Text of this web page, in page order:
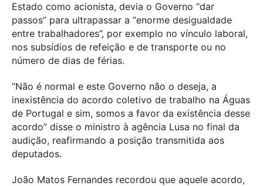
Estado como acionista, devia o Governo “dar
passos” para ultrapassar a “enorme desigualdade
entre trabalhadores”, por exemplo no vínculo laboral,
nos subsídios de refeição e de transporte ou no
número de dias de férias.
“Não é normal e este Governo não o deseja, a
inexistência do acordo coletivo de trabalho na Águas
de Portugal e sim, somos a favor da existência desse
acordo” disse o ministro à agência Lusa no final da
audição, reafirmando a posição transmitida aos
deputados.
João Matos Fernandes recordou que aquele acordo,